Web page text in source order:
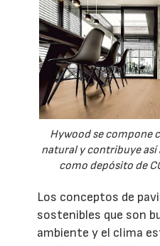
Hywood se compone
natural y contribuye
como depósito de
Los conceptos de
sostenibles que son
ambiente y el clima